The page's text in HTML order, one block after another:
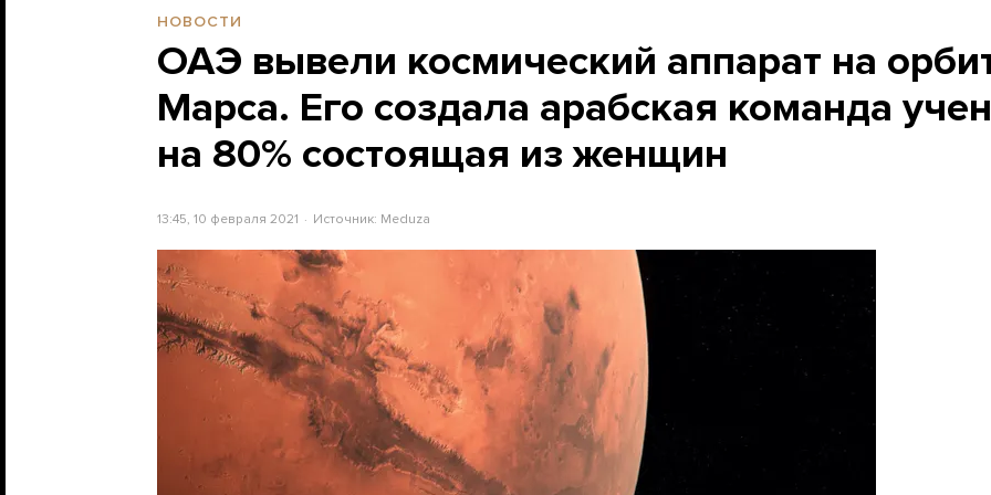
НОВОСТИ
ОАЭ вывели космический аппарат на
Марса. Его создала арабская команда
на 80% состоящая из женщин
13:45, 10 февраля 2021 Источник: Meduza